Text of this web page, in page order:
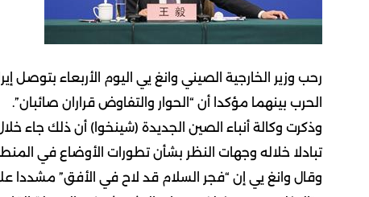
رحب وزير الخارجية الصيني وانغ يي اليوم الأربعاء بتوصل
الحرب بينهما مؤكدا أن “الحوار والتفاوض قراران صائبان”.
وذكرت وكالة أنباء الصين الجديدة (شينخوا) أن ذلك جاء
تبادلا خلاله وجهات النظر بشأن تطورات الأوضاع في
وقال وانغ يي إن “فجر السلام قد لاح في الأفق” مشددا